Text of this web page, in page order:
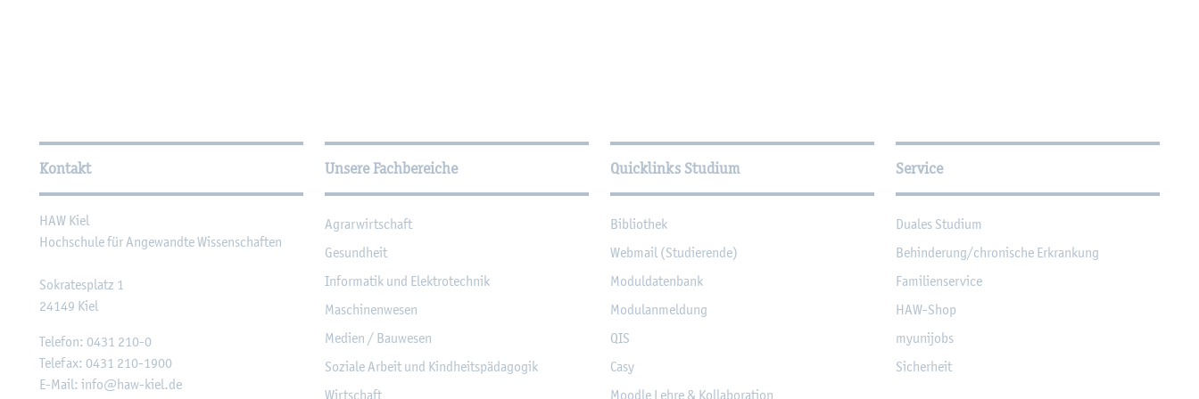
Wei­ter­füh­ren­de In­for­ma­tio­nen
Kontakt
HAW Kiel
Hoch­schu­le für An­ge­wand­te Wis­sen­schaf­ten
So­kra­tes­platz 1
24149 Kiel
Te­le­fon: 0431 210-0
Te­le­fax: 0431 210-1900
E-Mail: info@​haw-​kiel.​de
Unsere Fachbereiche
Agrar­wirt­schaft
Ge­sund­heit
In­for­ma­tik und Elek­tro­tech­nik
Ma­schi­nen­we­sen
Me­di­en / Bau­we­sen
So­zia­le Ar­beit und Kind­heits­päd­ago­gik
Wirt­schaft
Quicklinks Studium
Bi­blio­thek
Web­mail (Stu­die­ren­de)
Mo­dul­da­ten­bank
Mo­du­l­an­mel­dung
QIS
Casy
Mood­le Lehre & Kol­la­bo­ra­ti­on
Service
Dua­les Stu­di­um
Be­hin­de­rung/chro­ni­sche Er­kran­kung
Fa­mi­li­en­ser­vice
HAW-Shop
myu­ni­jobs
Si­cher­heit